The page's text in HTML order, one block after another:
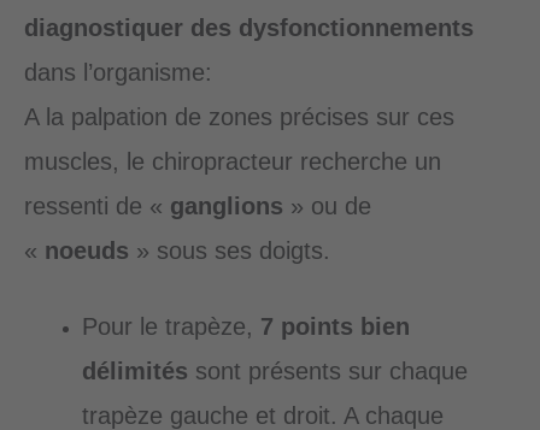
diagnostiquer des dysfonctionnements
dans l’organisme:
A la palpation de zones précises sur ces
muscles, le chiropracteur recherche un
ressenti de « ganglions » ou de
« noeuds » sous ses doigts.
Pour le trapèze, 7 points bien
délimités sont présents sur chaque
trapèze gauche et droit. A chaque